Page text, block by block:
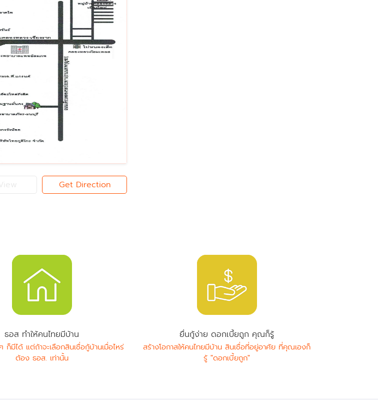
Get Direction
ธอส ทำให้คนไทยมีบ้าน
ก็มีได้ แต่ถ้าจะเลือกสินเชื่อกู้บ้านเมื่อไหร่
ต้อง ธอส. เท่านั้น
ยื่นกู้ง่าย ดอกเบี้ยถูก คุณก็รู้
สร้างโอกาสให้คนไทยมีบ้าน สินเชื่อที่อยู่อาศัย ที่คุณเองก็
รู้ "ดอกเบี้ยถูก"